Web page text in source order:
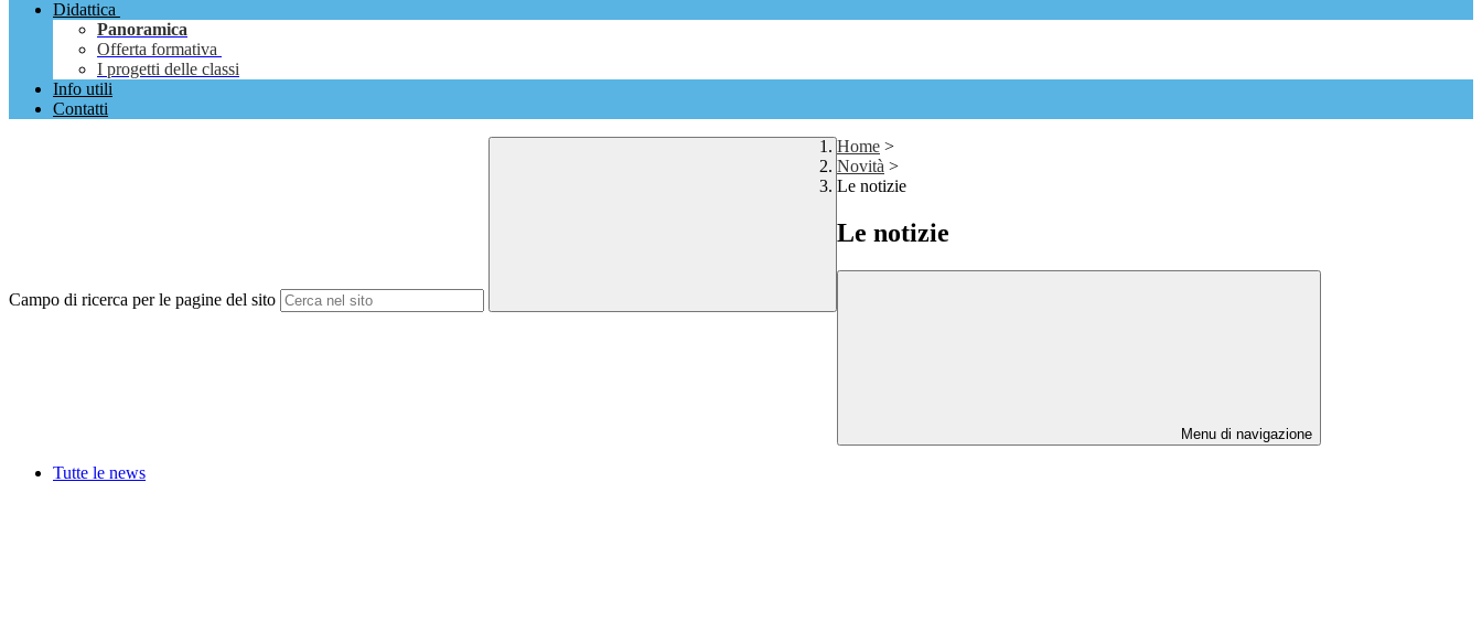
Didattica
Panoramica
Offerta formativa
I progetti delle classi
Info utili
Contatti
Campo di ricerca per le pagine del sito
Home >
Novità >
Le notizie
Le notizie
Menu di navigazione
Tutte le news